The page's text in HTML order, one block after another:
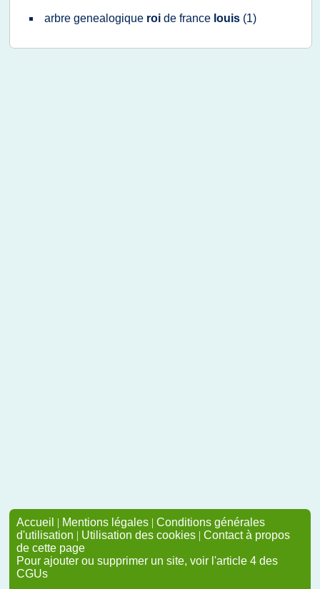
arbre genealogique roi de france louis (1)
Accueil | Mentions légales | Conditions générales
d'utilisation | Utilisation des cookies | Contact à propos
de cette page
Pour ajouter ou supprimer un site, voir l'article 4 des
CGUs